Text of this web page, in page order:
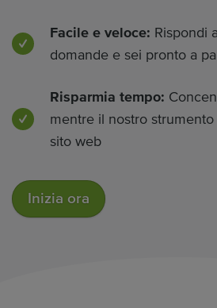
Facile e veloce: Rispondi
domande e sei pronto a
Risparmia tempo:
mentre il nostro
sito web
Inizia ora